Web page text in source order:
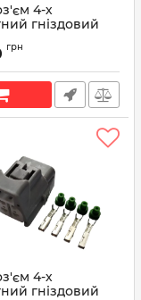
4-х
гніздовий
0401
грн
4-х
гніздовий